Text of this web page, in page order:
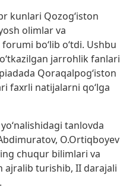
kunlari Qozog‘iston
olimlar va
bo‘lib o‘tdi. Ushbu
jarrohlik fanlari
Qoraqalpog‘iston
faxrli natijalarni qo‘lga
tanlovda
O.Ortiqboyev
chuqur bilimlari va
ajralib turishib, II darajali